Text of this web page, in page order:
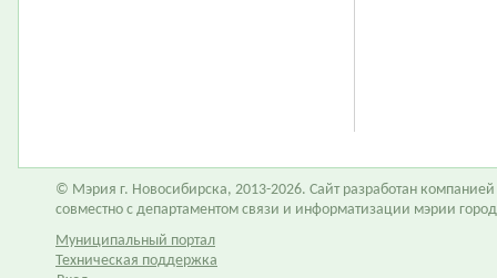
© Мэрия г. Новосибирска, 2013-2026. Сайт разработан компанией
совместно с департаментом связи и информатизации мэрии
Муниципальный портал
Техническая поддержка